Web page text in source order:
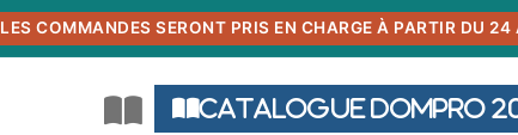
LES COMMANDES SERONT PRIS EN CHARGE À PARTIR DU
Catalogue DOMPRO